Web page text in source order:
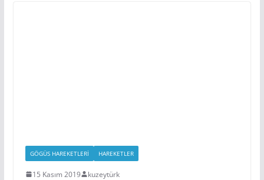
GÖGÜS HAREKETLERI HAREKETLER
15 Kasım 2019 kuzeytürk